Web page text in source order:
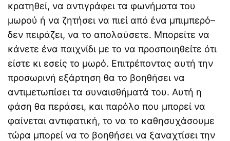
κρατηθεί, να αντιγράφει τα φωνήματα του
μωρού ή να ζητήσει να πιεί από ένα μπιμπερό–
δεν πειράζει, να το απολαύσετε. Μπορείτε να
κάνετε ένα παιχνίδι με το να προσποιηθείτε ότι
είστε κι εσείς το μωρό. Επιτρέποντας αυτή την
προσωρινή εξάρτηση θα το βοηθήσει να
αντιμετωπίσει τα συναισθήματά του. Αυτή η
φάση θα περάσει, και παρόλο που μπορεί να
φαίνεται αντιφατική, το να το καθησυχάσουμε
τώρα μπορεί να το βοηθήσει να ξαναχτίσει την